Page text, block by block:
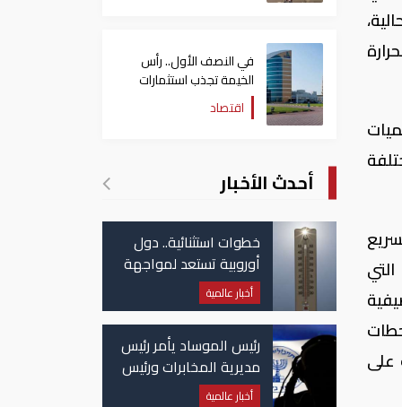
على
في النصف الأول.. رأس
الخيمة تجذب استثمارات
تتجاوز 771 مليون درهماقتصاد
أحدث الأخبار
خطوات استثنائية.. دول
أوروبية تستعد لمواجهة
موجة حر غير مسبوقة
أخبار عالمية
رئيس الموساد يأمر رئيس
مديرية المخابرات ورئيس
قسم إيران بالاستقالة
أخبار عالمية